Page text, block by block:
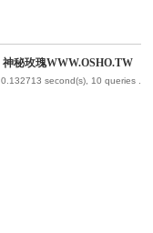
神秘玫瑰WWW.OSHO.TW
0.132713 second(s), 10 queries .